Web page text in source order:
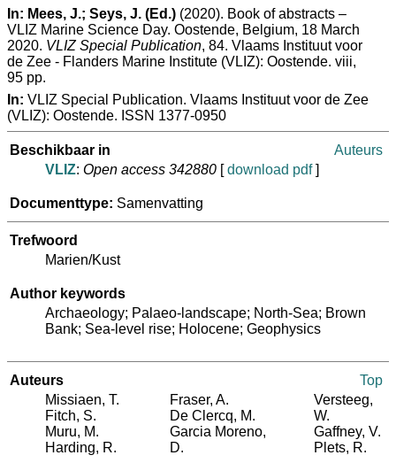
In: Mees, J.; Seys, J. (Ed.) (2020). Book of abstracts –
VLIZ Marine Science Day. Oostende, Belgium, 18 March
2020. VLIZ Special Publication, 84. Vlaams Instituut voor
de Zee - Flanders Marine Institute (VLIZ): Oostende. viii,
95 pp.
In: VLIZ Special Publication. Vlaams Instituut voor de Zee
(VLIZ): Oostende. ISSN 1377-0950
Beschikbaar in
Auteurs
VLIZ: Open access 342880 [download pdf]
Documenttype: Samenvatting
Trefwoord
Marien/Kust
Author keywords
Archaeology; Palaeo-landscape; North-Sea; Brown
Bank; Sea-level rise; Holocene; Geophysics
Auteurs
Top
Missiaen, T.
Fitch, S.
Muru, M.
Harding, R.
Fraser, A.
De Clercq, M.
Garcia Moreno,
D.
Versteeg,
W.
Gaffney, V.
Plets, R.